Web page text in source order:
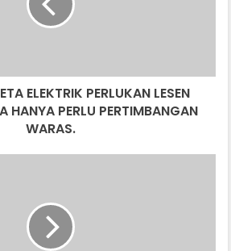
ELEKTRIK PERLUKAN LESEN
HANYA PERLU PERTIMBANGAN
WARAS.